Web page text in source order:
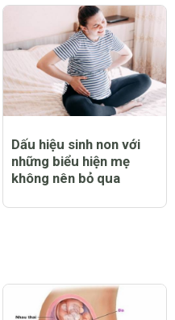
Sinh mổ bao lâu thì lành
và vấn đề liên quan bạn
nên biết
không nên bỏ qua